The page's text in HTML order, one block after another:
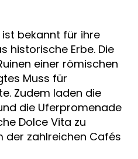
ist bekannt für ihre
historische Erbe. Die
einer römischen
Muss für
Zudem laden die
die Uferpromenade
Dolce Vita zu
der zahlreichen Cafés